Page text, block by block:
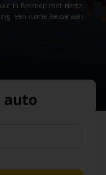
in Bremen met Hertz.
een ruime keuze aan
auto